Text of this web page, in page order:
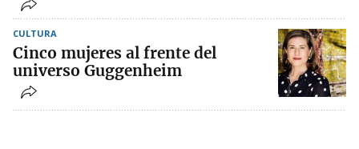
CULTURA
Cinco mujeres al frente del
universo Guggenheim